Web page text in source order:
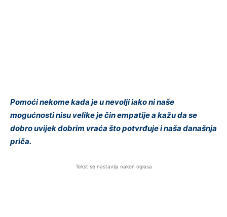
Pomoći nekome kada je u nevolji iako ni naše
mogućnosti nisu velike je čin empatije a kažu da se
dobro uvijek dobrim vraća što potvrđuje i naša današnja
priča.
Tekst se nastavlja nakon oglasa